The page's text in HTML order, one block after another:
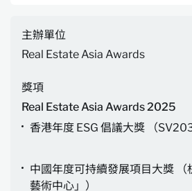
主辦單位
Real Estate Asia Awards
獎項
Real Estate Asia Awards 2025
香港年度 ESG 倡議大獎 （
中國年度可持續發展項目大獎
藝術中心」）